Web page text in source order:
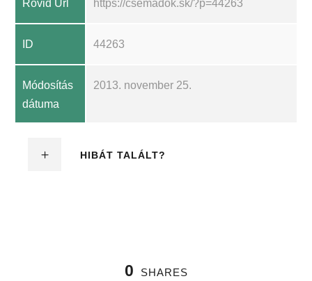
Rövid Url https://csemadok.sk/?p=44263
ID 44263
Módosítás
dátuma
2013. november 25.
HIBÁT TALÁLT?
0 SHARES